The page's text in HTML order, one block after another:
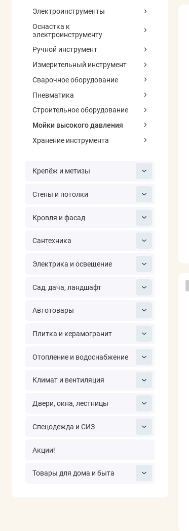
Электроинструменты
Оснастка к
электроинструменту
Ручной инструмент
Измерительный инструмент
Сварочное оборудование
Пневматика
Строительное оборудование
Мойки высокого давления
Хранение инструмента
Крепёж и метизы
Стены и потолки
Кровля и фасад
Сантехника
Электрика и освещение
Сад, дача, ландшафт
Автотовары
Плитка и керамогранит
Отопление и водоснабжение
Климат и вентиляция
Двери, окна, лестницы
Спецодежда и СИЗ
Акции!
Товары для дома и быта